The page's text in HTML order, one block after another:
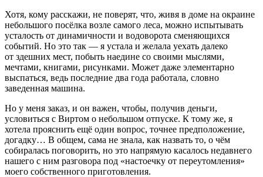
Хотя, кому расскажи, не поверят, что, живя в доме на окраине
небольшого посёлка возле самого леса, можно испытывать
усталость от динамичности и водоворота сменяющихся
событий. Но это так — я устала и желала уехать далеко
от здешних мест, побыть наедине со своими мыслями,
мечтами, книгами, рисунками. Может даже элементарно
выспаться, ведь последние два года работала, словно
заведенная машина.
Но у меня заказ, и он важен, чтобы, получив деньги,
условиться с Виртом о небольшом отпуске. К тому же, я
хотела прояснить ещё один вопрос, точнее предположение,
догадку… В общем, сама не знала, как назвать то, о чём
собиралась поговорить, но это напрямую касалось недавнего
нашего с ним разговора под «настоечку от переутомления»
моего собственного приготовления.